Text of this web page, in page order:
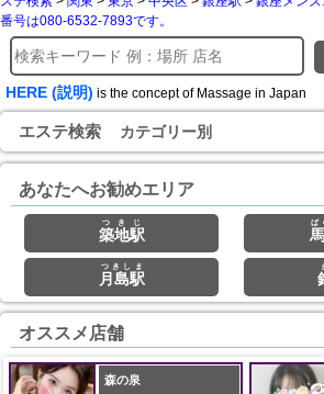
番号は080-6532-7893です。
HERE (説明) is the concept of Massage in Japan
エステ検索 カテゴリー別
あなたへお勧めエリア
築地駅
つきじ ば
月島駅
つきしま
オススメ店舗
森の泉